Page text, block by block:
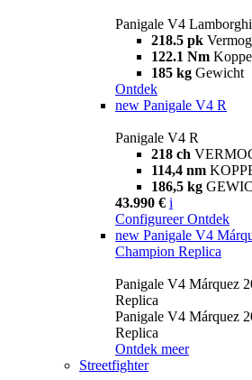
Panigale V4
218.5 pk
122.1 Nm
185 kg Gewicht
Ontdek
new Panigale V4 R
Panigale V4 R
218 ch
114,4 nm
186,5 kg
43.990 € i
Configureer Ontdek
new Panigale V4
Champion Replica
Panigale V4 Márquez
Replica
Panigale V4 Márquez
Replica
Ontdek meer
Streetfighter